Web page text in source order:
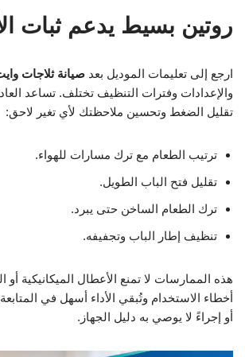
روتين بسيط يدعم ثبات
ارجع إلى تعليمات الموديل بعد صيانة ثلاجات
والإعدادات وفترات التنظيف تختلف. تساعد
تقليل الضغط وتحسين ملاحظتك لأي تغير لاحق:
ترتيب الطعام مع ترك مسارات للهواء.
تقليل فتح الباب الطويل.
ترك الطعام الساخن حتى يبرد.
تنظيف إطار الباب وتجفيفه.
هذه الممارسات لا تمنع الأعطال الميكانيكية أو
أخطاء الاستخدام وتُبقي الأداء أسهل في
أو إجراءً لا يوصي به دليل الجهاز.